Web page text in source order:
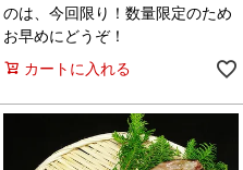
のは、今回限り！数量限定のため
お早めにどうぞ！
カートに入れる